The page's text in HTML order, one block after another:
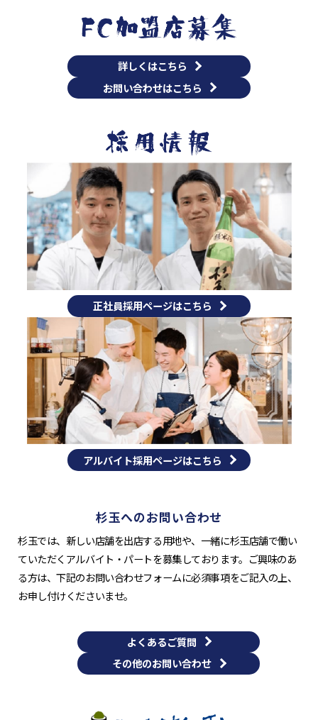
詳しくはこちら
お問い合わせはこちら
正社員採用ページはこちら
アルバイト採用ページはこちら
杉玉へのお問い合わせ
杉玉では、新しい店舗を出店する用地や、一緒に杉玉店舗で働い
ていただくアルバイト・パートを募集しております。ご興味のあ
る方は、下記のお問い合わせフォームに必須事項をご記入の上、
お申し付けくださいませ。
よくあるご質問
その他のお問い合わせ